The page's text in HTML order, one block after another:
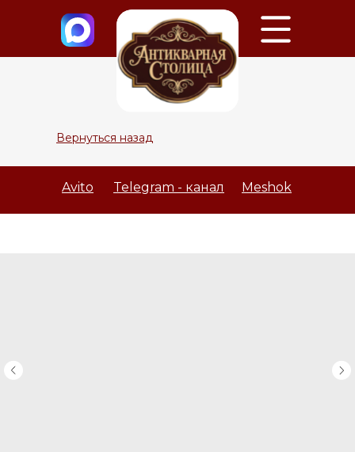
Вернуться назад
Meshok
Avito Telegram - канал